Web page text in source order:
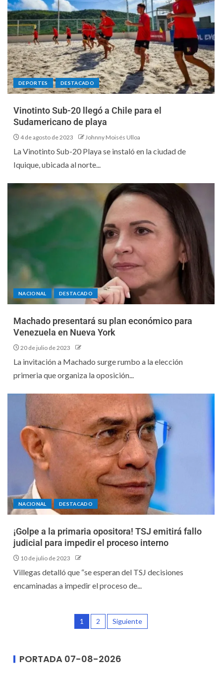
DEPORTES DESTACADO
Vinotinto Sub-20 llegó a Chile para el
Sudamericano de playa
4 de agosto de 2023 Johnny Moisés Ulloa
La Vinotinto Sub-20 Playa se instaló en la ciudad de
Iquique, ubicada al norte...
NACIONAL DESTACADO
Machado presentará su plan económico para
Venezuela en Nueva York
20 de julio de 2023
La invitación a Machado surge rumbo a la elección
primeria que organiza la oposición...
NACIONAL DESTACADO
¡Golpe a la primaria opositora! TSJ emitirá fallo
judicial para impedir el proceso interno
10 de julio de 2023
Villegas detalló que “se esperan del TSJ decisiones
encaminadas a impedir el proceso de...
1 2 Siguiente
PORTADA 07-08-2026